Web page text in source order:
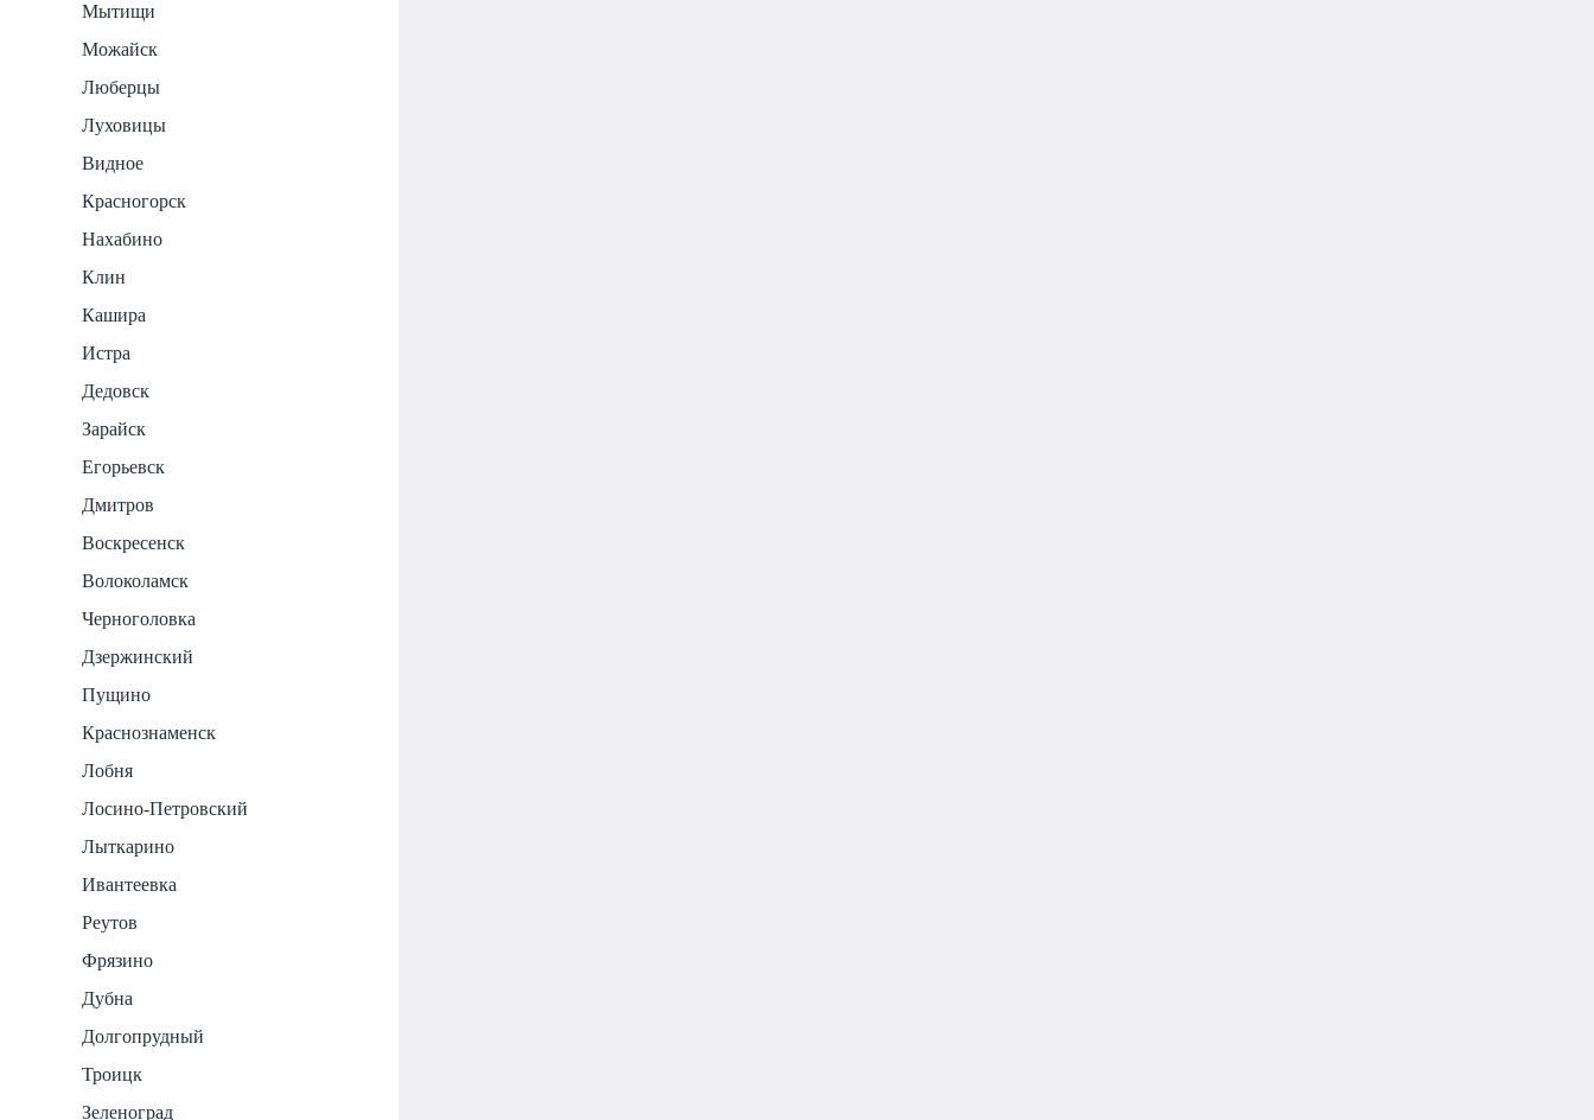
Мытищи
Можайск
Люберцы
Луховицы
Видное
Красногорск
Нахабино
Клин
Кашира
Истра
Дедовск
Зарайск
Егорьевск
Дмитров
Воскресенск
Волоколамск
Черноголовка
Дзержинский
Пущино
Краснознаменск
Лобня
Лосино-Петровский
Лыткарино
Ивантеевка
Реутов
Фрязино
Дубна
Долгопрудный
Троицк
Зеленоград